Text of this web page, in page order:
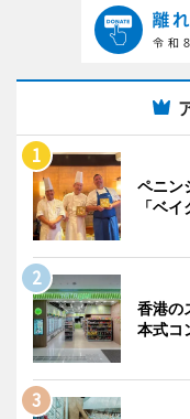
ペニン
「ベ
香港の
本式コ